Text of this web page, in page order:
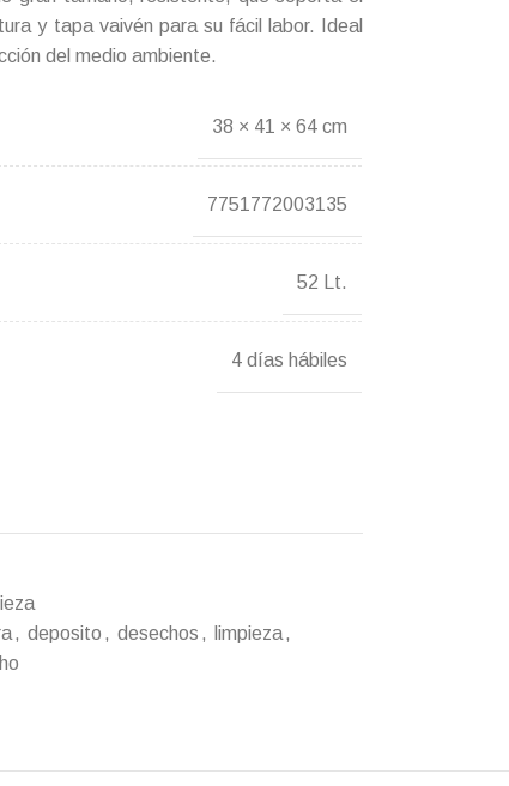
y tapa vaivén para su fácil labor. Ideal
del medio ambiente.
38 × 41 × 64 cm
7751772003135
52 Lt.
4 días hábiles
, deposito , desechos , limpieza,